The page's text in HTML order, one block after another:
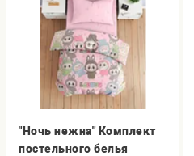
"Ночь нежна" Комплект
постельного белья